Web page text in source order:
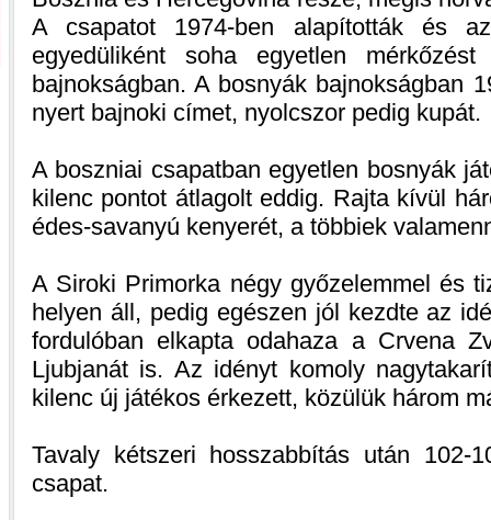
A csapatot 1974-ben alapították és
egyedüliként soha egyetlen
bajnokságban. A bosnyák bajnokságban
nyert bajnoki címet, nyolcszor pedig kupát.
A boszniai csapatban egyetlen bosnyák
kilenc pontot átlagolt eddig. Rajta kívül
édes-savanyú kenyerét, a többiek
A Siroki Primorka négy győzelemmel és
helyen áll, pedig egészen jól kezdte az
fordulóban elkapta odahaza a Crvena
Ljubjanát is. Az idényt komoly
kilenc új játékos érkezett, közülük három
Tavaly kétszeri hosszabbítás után 102-
csapat.